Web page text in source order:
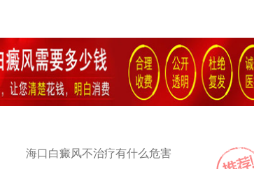
海口白癜风不治疗有什么危害